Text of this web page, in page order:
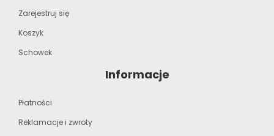
Zarejestruj się
Koszyk
Schowek
Informacje
Płatności
Reklamacje i zwroty